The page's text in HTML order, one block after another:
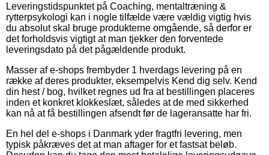
Leveringstidspunktet på Coaching, mentaltræning &
rytterpsykologi kan i nogle tilfælde være vældig vigtig hvis
du absolut skal bruge produkterne omgående, så derfor er
det forholdsvis vigtigt at man tjekker den forventede
leveringsdato på det pågældende produkt.
Masser af e-shops frembyder 1 hverdags levering på en
række af deres produkter, eksempelvis Kend dig selv. Kend
din hest / bog, hvilket regnes ud fra at bestillingen placeres
inden et konkret klokkeslæt, således at de med sikkerhed
kan nå at få bestillingen afsendt før de lageransatte har fri.
En hel del e-shops i Danmark yder fragtfri levering, men
typisk påkræves det at man aftager for et fastsat beløb.